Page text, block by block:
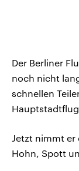
Der Berliner
noch nicht
schnellen
Jetzt nimmt er
Hohn, Spott